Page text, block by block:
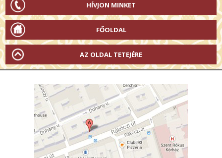
HÍVJON MINKET
FŐOLDAL
AZ OLDAL TETEJÉRE